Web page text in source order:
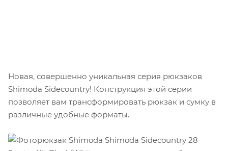
Новая, совершенно уникальная серия рюкзаков
Shimoda Sidecountry! Конструкция этой серии
позволяет вам трансформировать рюкзак и сумку в
различные удобные форматы.